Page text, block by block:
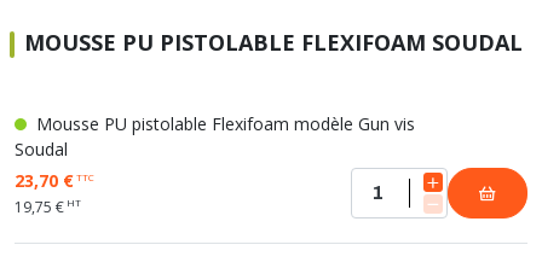
MOUSSE PU PISTOLABLE FLEXIFOAM SOUDAL
Mousse PU pistolable Flexifoam modèle Gun vis
Soudal
23,70 €TTC
19,75 € HT